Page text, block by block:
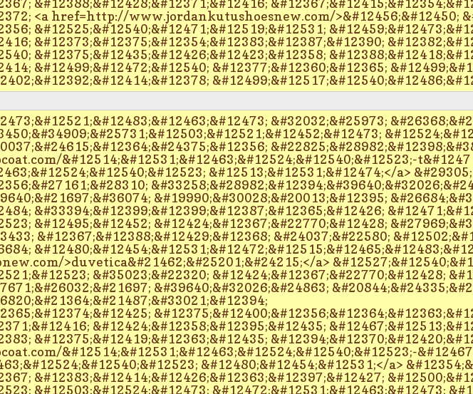
&#12388;&#12428;&#12371;&#12416;
<a href=http://www.jordankutushoesnew.com/>&#12456;&#12450;
&#12525;&#12540;&#12471;&#12519;&#12531;
&#12373;&#12375;&#12354;&#12383;&#12387;&#12390;
&#12375;&#12435;&#12426;&#12423;&#12358;
&#12499;&#12472;&#12540; &#12377;&#12360;&#12365;
&#32032;&#25973;
&#12514;&#12531;&#12463;&#12524;&#12540;&#12523;-
&#12513;&#12531;&#12474;</a>
&#19990;&#30028;&#20013;&#12395;
&#33394;&#12399;&#12399;&#12387;&#12365;&#12426;
&#12495;&#12452; &#12424;&#12367;&#22770;&#12428;
&#12367;&#12388;&#12429;&#12368; &#24037;&#22580;
>duvetica&#21462;&#25201;&#24215;</a>
&#35023;&#22320; &#12424;&#12367;&#22770;&#12428;
&#39640;&#32026;&#24863;
&#12424;&#12358;&#12395;&#12435;
&#12375;&#12419;&#12363;&#12435;
&#12514;&#12531;&#12463;&#12524;&#12540;&#12523;-
&#12480;&#12454;&#12531;</a>
&#12383;&#12414;&#12426;&#12363;&#12397;&#12427;
&#12503;&#12524;&#12473; &#12472;&#12531;&#12463;&#12473;